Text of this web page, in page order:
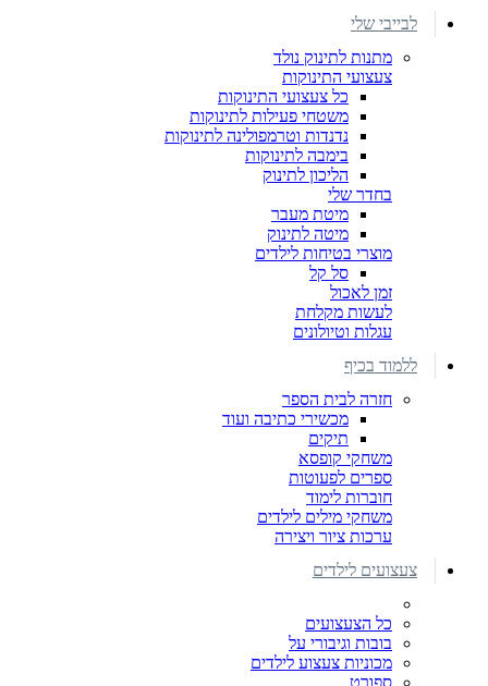
לבייבי שלי
מתנות לתינוק נולד
צעצועי התינוקות
כל צעצועי התינוקות
משטחי פעילות לתינוקות
נדנדות וטרמפולינה לתינוקות
בימבה לתינוקות
הליכון לתינוק
בחדר שלי
מיטת מעבר
מיטה לתינוק
מוצרי בטיחות לילדים
סל קל
זמן לאכול
לעשות מקלחת
עגלות וטיולונים
ללמוד בכיף
חזרה לבית הספר
מכשירי כתיבה ועוד
תיקים
משחקי קופסא
ספרים לפעוטות
חוברות לימוד
משחקי מילים לילדים
ערכות ציור ויצירה
צעצועים לילדים
כל הצעצועים
בובות וגיבורי על
מכוניות צעצוע לילדים
ספורט